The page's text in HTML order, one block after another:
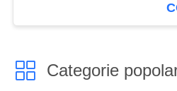
Categorie